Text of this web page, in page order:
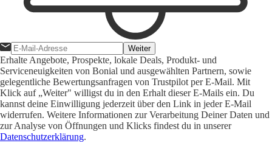
Weiter
Erhalte Angebote, Prospekte, lokale Deals, Produkt- und
Serviceneuigkeiten von Bonial und ausgewählten Partnern, sowie
gelegentliche Bewertungsanfragen von Trustpilot per E-Mail. Mit
Klick auf „Weiter" willigst du in den Erhalt dieser E-Mails ein. Du
kannst deine Einwilligung jederzeit über den Link in jeder E-Mail
widerrufen. Weitere Informationen zur Verarbeitung Deiner Daten und
zur Analyse von Öffnungen und Klicks findest du in unserer
Datenschutzerklärung.